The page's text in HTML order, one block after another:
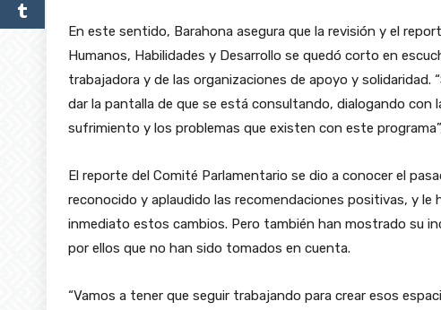
En este sentido, Barahona asegura que la revisión y el
Humanos, Habilidades y Desarrollo se quedó corto en
trabajadora y de las organizaciones de apoyo y solidaridad.
dar la pantalla de que se está consultando, dialogando con
sufrimiento y los problemas que existen con este
El reporte del Comité Parlamentario se dio a conocer el
reconocido y aplaudido las recomendaciones positivas, y
inmediato estos cambios. Pero también han mostrado su
por ellos que no han sido tomados en cuenta.
“Vamos a tener que seguir trabajando para crear esos